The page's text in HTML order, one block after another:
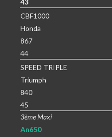
43
CBF1000
Honda
867
44
SPEED TRIPLE
Triumph
840
45
3ème Maxi
An650